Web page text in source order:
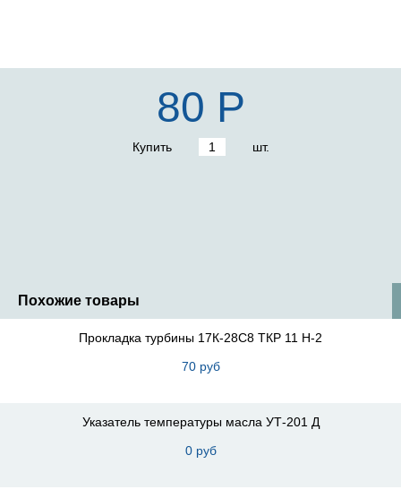
80 Р
Купить шт.
Похожие товары
Прокладка турбины 17К-28С8 ТКР 11 Н-2
70 руб
Указатель температуры масла УТ-201 Д
0 руб